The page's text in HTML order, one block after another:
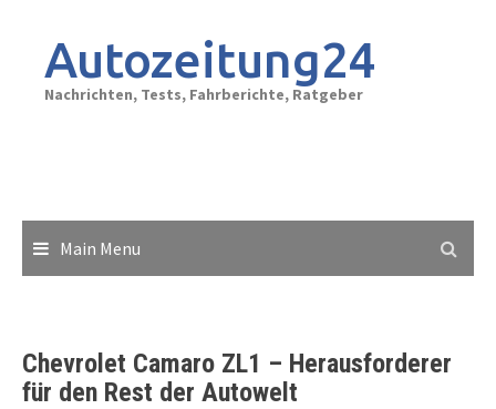
contentAutozeitung24
Nachrichten, Tests, Fahrberichte, Ratgeber
Main Menu
Chevrolet Camaro ZL1 – Herausforderer
für den Rest der Autowelt